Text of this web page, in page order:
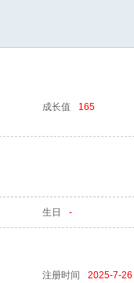
成长值
165
生日 -
注册时间
2025-7-